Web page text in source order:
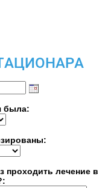
была:
проходить лечение в